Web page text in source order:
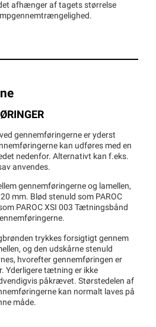
afhænger af tagets størrelse
gennemføringerne er yderst
kan udføres med en
nedenfor. Alternativt kan f.eks.
anvendes.
gennemføringerne og lamellen,
mm. Blød stenuld som PAROC
PAROC XSI 003 Tætningsbånd
trykkes forsigtigt gennem
og den udskårne stenuld
hvorefter gennemføringen er
Yderligere tætning er ikke
påkrævet. Størstedelen af
kan normalt laves på
måde.